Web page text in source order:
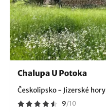
Chalupa U Potoka
Českolipsko - Jizerské hory
9/10